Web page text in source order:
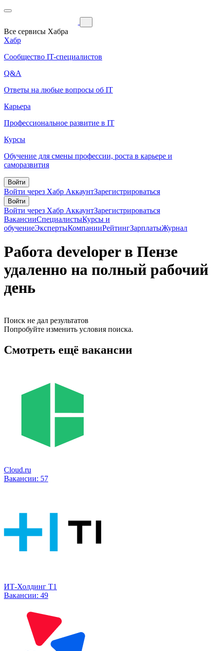
Все сервисы Хабра
Хабр
Сообщество IT-специалистов
Q&A
Ответы на любые вопросы об IT
Карьера
Профессиональное развитие в IT
Курсы
Обучение для смены профессии, роста в карьере и
саморазвития
Войти
Войти через Хабр АккаунтЗарегистрироваться
Войти
Войти через Хабр АккаунтЗарегистрироваться
ВакансииСпециалистыКурсы и
обучениеЭкспертыКомпанииРейтингЗарплатыЖурнал
Работа developer в Пензе
удаленно на полный рабочий
день
Поиск не дал результатов
Попробуйте изменить условия поиска.
Смотреть ещё вакансии
Cloud.ru
Вакансии: 57
ИТ-Холдинг Т1
Вакансии: 49